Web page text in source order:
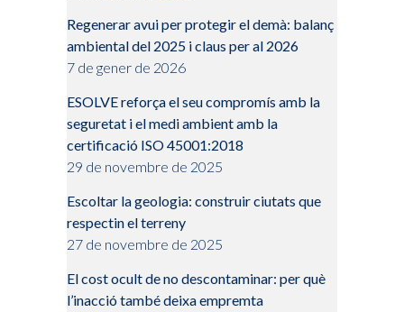
Regenerar avui per protegir el demà: balanç
ambiental del 2025 i claus per al 2026
7 de gener de 2026
ESOLVE reforça el seu compromís amb la
seguretat i el medi ambient amb la
certificació ISO 45001:2018
29 de novembre de 2025
Escoltar la geologia: construir ciutats que
respectin el terreny
27 de novembre de 2025
El cost ocult de no descontaminar: per què
l’inacció també deixa empremta